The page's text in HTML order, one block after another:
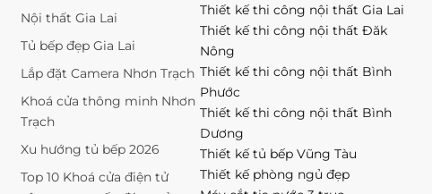
Nội thất Gia Lai
Tủ bếp đẹp Gia Lai
Lắp đặt Camera Nhơn Trạch
Khoá cửa thông minh Nhơn
Trạch
Xu hướng tủ bếp 2026
Top 10 Khoá cửa điện tử
Thiết kế thi công nội thất Gia Lai
Thiết kế thi công nội thất Đăk
Nông
Thiết kế thi công nội thất Bình
Phước
Thiết kế thi công nội thất Bình
Dương
Thiết kế tủ bếp Vũng Tàu
Thiết kế phòng ngủ đẹp